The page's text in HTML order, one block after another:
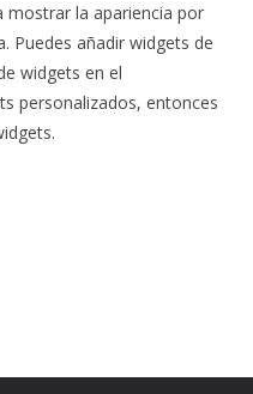
mostrar la apariencia por
Puedes añadir widgets de
widgets en el
personalizados, entonces